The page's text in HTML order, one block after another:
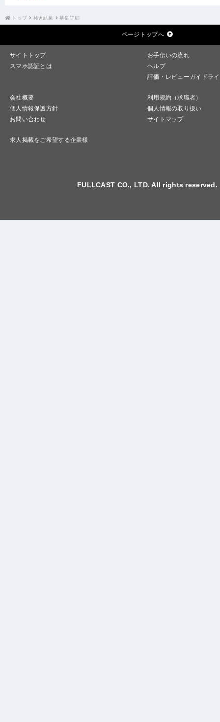
トップ 検索結果 募集詳細
ページトップへ
サイトトップ
お手伝いの流れ
スマホ認証とは
ヘルプ
評価・レビューガイドラ
会社概要
利用規約（求職者）
個人情報保護方針
個人情報の取り扱い
お問い合わせ
サイトマップ
求人掲載をご希望する企業様
FULLCAST CO., LTD. All rights reserved.